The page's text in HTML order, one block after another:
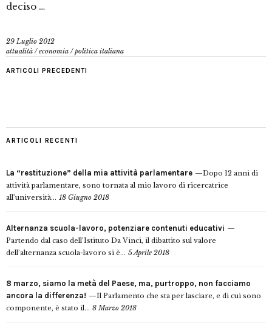
deciso …
29 Luglio 2012
attualità /economia /politica italiana
ARTICOLI PRECEDENTI
ARTICOLI RECENTI
La “restituzione” della mia attività parlamentare
Dopo 12 anni di
attività parlamentare, sono tornata al mio lavoro di ricercatrice
all’università... 18 Giugno 2018
Alternanza scuola-lavoro, potenziare contenuti educativi
Partendo dal caso dell’Istituto Da Vinci, il dibattito sul valore
dell’alternanza scuola-lavoro si è... 5 Aprile 2018
8 marzo, siamo la metà del Paese, ma, purtroppo, non facciamo
ancora la differenza!
Il Parlamento che sta per lasciare, e di cui sono
componente, è stato il... 8 Marzo 2018